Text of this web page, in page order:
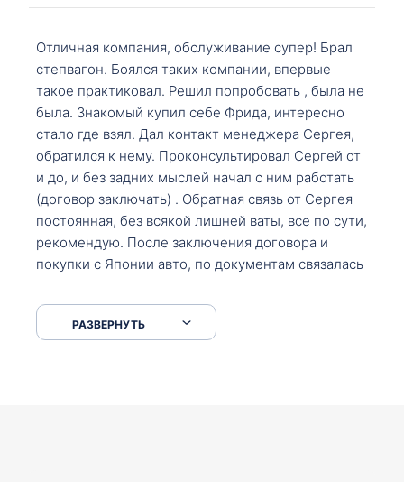
Отличная компания, обслуживание супер! Брал
степвагон. Боялся таких компании, впервые
такое практиковал. Решил попробовать , была не
была. Знакомый купил себе Фрида, интересно
стало где взял. Дал контакт менеджера Сергея,
обратился к нему. Проконсультировал Сергей от
и до, и без задних мыслей начал с ним работать
(договор заключать) . Обратная связь от Сергея
постоянная, без всякой лишней ваты, все по сути,
рекомендую. После заключения договора и
покупки с Японии авто, по документам связалась
что заполнить, куда зайти, образцы и т.д. После
приехал за авто. Меня тепло встретили Сергей с
РАЗВЕРНУТЬ